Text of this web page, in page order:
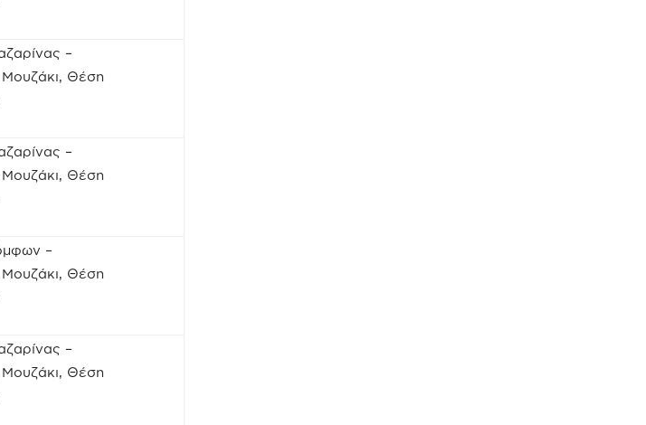
–
Θέση
–
Θέση
–
Θέση
–
Θέση